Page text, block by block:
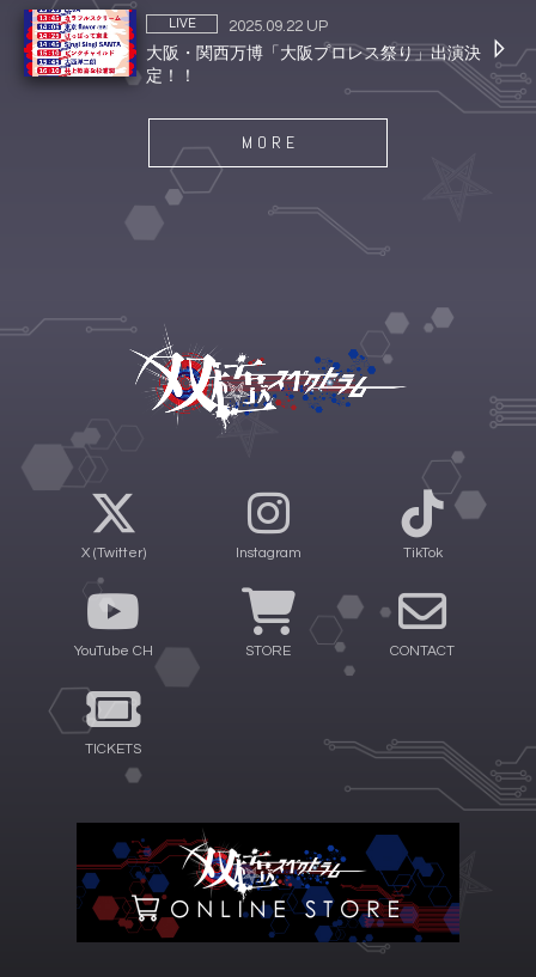
LIVE 2025.09.22 UP
大阪・関西万博「大阪プロレス祭り」出演決
定！！
MORE
X (Twitter) Instagram TikTok
YouTube CH STORE CONTACT
TICKETS